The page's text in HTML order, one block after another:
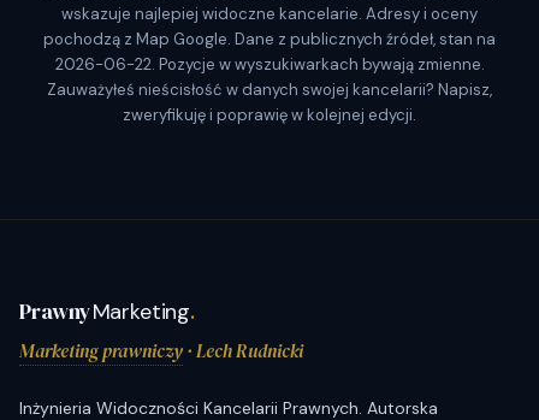
wskazuje najlepiej widoczne kancelarie. Adresy i oceny
pochodzą z Map Google. Dane z publicznych źródeł, stan na
2026-06-22. Pozycje w wyszukiwarkach bywają zmienne.
Zauważyłeś nieścisłość w danych swojej kancelarii? Napisz,
zweryfikuję i poprawię w kolejnej edycji.
PrawnyMarketing.
Marketing prawniczy· Lech Rudnicki
Inżynieria Widoczności Kancelarii Prawnych. Autorska